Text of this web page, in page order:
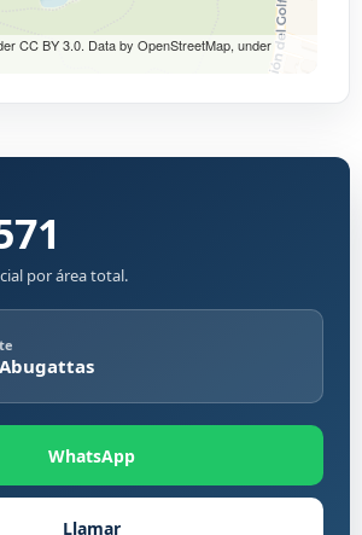
CC BY 3.0. Data by OpenStreetMap, under
por área total.
WhatsApp
Llamar